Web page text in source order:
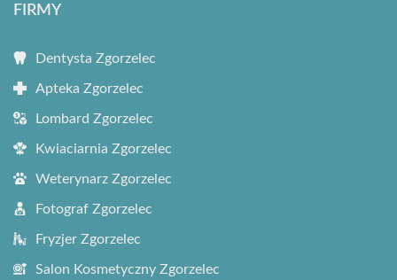
FIRMY
Dentysta Zgorzelec
Apteka Zgorzelec
Lombard Zgorzelec
Kwiaciarnia Zgorzelec
Weterynarz Zgorzelec
Fotograf Zgorzelec
Fryzjer Zgorzelec
Salon Kosmetyczny Zgorzelec